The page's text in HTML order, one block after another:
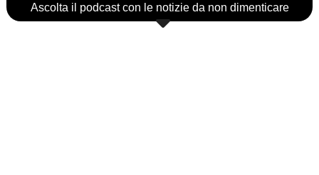
Ascolta il podcast con le notizie da non dimenticare